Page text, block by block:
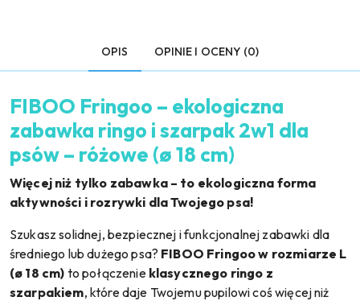
OPIS OPINIE I OCENY (0)
FIBOO Fringoo – ekologiczna
zabawka ringo i szarpak 2w1 dla
psów – różowe (ø 18 cm)
Więcej niż tylko zabawka – to ekologiczna forma
aktywności i rozrywki dla Twojego psa!
Szukasz solidnej, bezpiecznej i funkcjonalnej zabawki dla
średniego lub dużego psa? FIBOO Fringoo w rozmiarze L
(ø 18 cm) to połączenie klasycznego ringo z
szarpakiem, które daje Twojemu pupilowi coś więcej niż